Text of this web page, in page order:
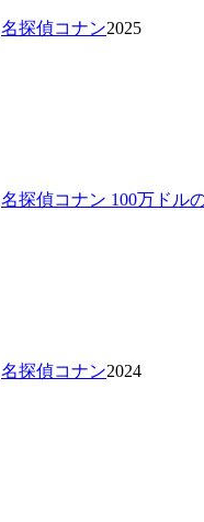
名探偵コナン2025
名探偵コナン 100万ドル
名探偵コナン2024